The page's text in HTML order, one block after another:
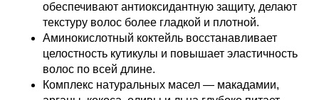
обеспечивают антиоксидантную защиту, делают
текстуру волос более гладкой и плотной.
Аминокислотный коктейль восстанавливает
целостность кутикулы и повышает эластичность
волос по всей длине.
Комплекс натуральных масел — макадамии,